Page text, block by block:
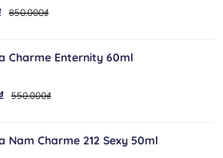
850.000₫
Charme Enternity 60ml
550.000₫
Nam Charme 212 Sexy 50ml